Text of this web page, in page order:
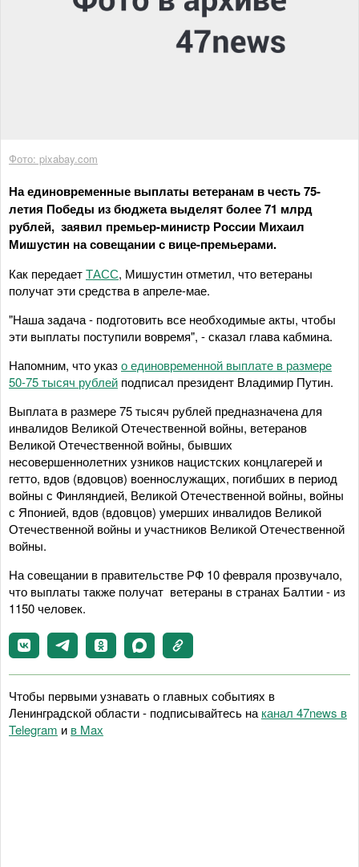
Фото: pixabay.com
На единовременные выплаты ветеранам в честь 75-
летия Победы из бюджета выделят более 71 млрд
рублей, заявил премьер-министр России Михаил
Мишустин на совещании с вице-премьерами.
Как передаетТАСС, Мишустин отметил, что ветераны
получат эти средства в апреле-мае.
"Наша задача - подготовить все необходимые акты, чтобы
эти выплаты поступили вовремя", - сказал глава кабмина.
Напомним, что указо единовременной выплате в размере
50-75 тысяч рублей подписал президент Владимир Путин.
Выплата в размере 75 тысяч рублей предназначена для
инвалидов Великой Отечественной войны, ветеранов
Великой Отечественной войны, бывших
несовершеннолетних узников нацистских концлагерей и
гетто, вдов (вдовцов) военнослужащих, погибших в период
войны с Финляндией, Великой Отечественной войны, войны
с Японией, вдов (вдовцов) умерших инвалидов Великой
Отечественной войны и участников Великой Отечественной
войны.
На совещании в правительстве РФ 10 февраля прозвучало,
что выплаты также получат ветераны в странах Балтии - из
1150 человек.
Чтобы первыми узнавать о главных событиях в
Ленинградской области - подписывайтесь на канал 47news в
Telegram и в Maх